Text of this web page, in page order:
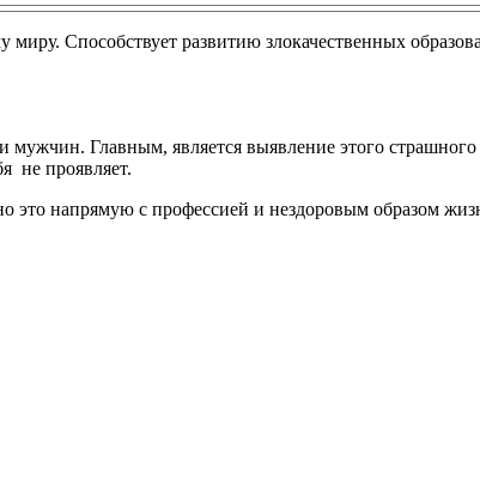
Способствует развитию злокачественных
Главным, является выявление этого
не проявляет.
напрямую с профессией и нездоровым образом